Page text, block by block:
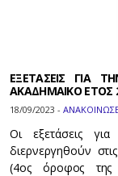
ΕΞΕΤΑΣΕΙΣ ΓΙΑ
ΑΚΑΔΗΜΑΙΚΟ ΕΤΟΣ
18/09/2023 -
Οι εξετάσεις
διερνεργηθούν
(4ος όροφος της